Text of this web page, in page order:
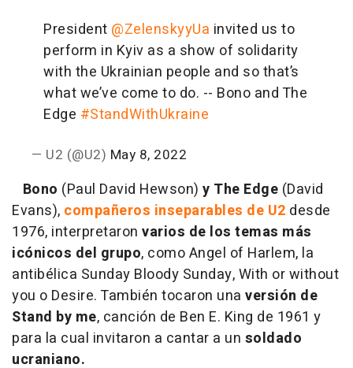
President @ZelenskyyUa invited us to
perform in Kyiv as a show of solidarity
with the Ukrainian people and so that’s
what we’ve come to do. -- Bono and The
Edge #StandWithUkraine
— U2 (@U2) May 8, 2022
Bono (Paul David Hewson) y The Edge (David
Evans), compañeros inseparables de U2 desde
1976, interpretaron varios de los temas más
icónicos del grupo, como Angel of Harlem, la
antibélica Sunday Bloody Sunday, With or without
you o Desire. También tocaron una versión de
Stand by me, canción de Ben E. King de 1961 y
para la cual invitaron a cantar a un soldado
ucraniano.